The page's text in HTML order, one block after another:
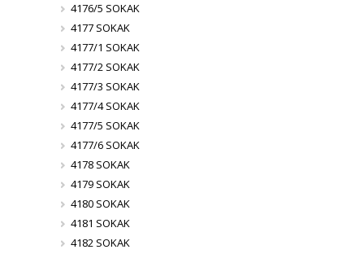
4176/5 SOKAK
4177 SOKAK
4177/1 SOKAK
4177/2 SOKAK
4177/3 SOKAK
4177/4 SOKAK
4177/5 SOKAK
4177/6 SOKAK
4178 SOKAK
4179 SOKAK
4180 SOKAK
4181 SOKAK
4182 SOKAK